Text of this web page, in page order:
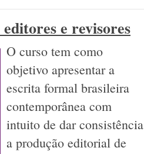
e revisores
O curso tem como
objetivo apresentar a
escrita formal brasileira
contemporânea com
intuito de dar consistência
a produção editorial de